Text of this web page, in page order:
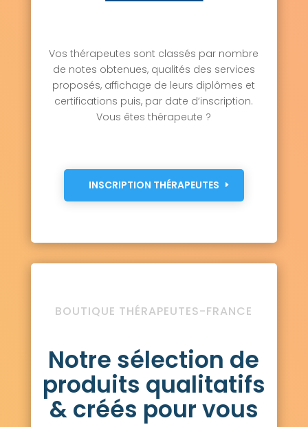
Vos thérapeutes sont classés par nombre
de notes obtenues, qualités des services
proposés, affichage de leurs diplômes et
certifications puis, par date d’inscription.
Vous êtes thérapeute ?
INSCRIPTION THÉRAPEUTES
BOUTIQUE THÉRAPEUTES-FRANCE
Notre sélection de
produits qualitatifs
& créés pour vous